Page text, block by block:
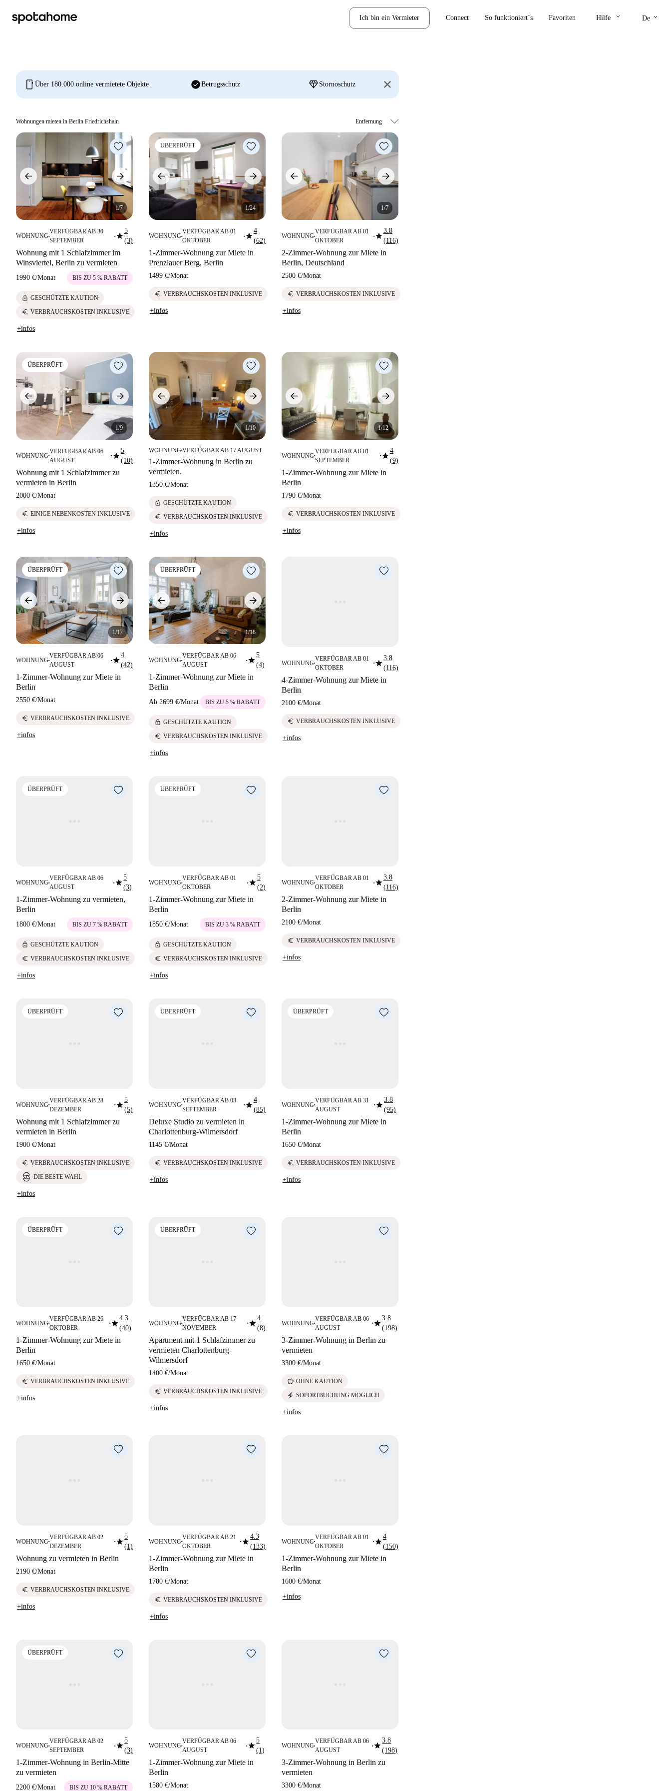
Ich bin ein Vermieter Connect So funktioniert´s Favoriten Hilfe keyboard_arrow_down De keyboard_arrow_down
mobile Über 180.000 online vermietete Objekte check_circleBetrugsschutz diamond Stornoschutz
Wohnungen mieten in Berlin Friedrichshain
1/7
WOHNUNG■
VERFÜGBAR AB 30
SEPTEMBER
■star5
(3)
Wohnung mit 1 Schlafzimmer im
Winsviertel, Berlin zu vermieten
1990 €/Monat BIS ZU 5 % RABATT
lock GESCHÜTZTE KAUTION
euro VERBRAUCHSKOSTEN INKLUSIVE
+infos
ÜBERPRÜFT
1/24
WOHNUNG■
VERFÜGBAR AB 01
OKTOBER
■star4
(62)
1-Zimmer-Wohnung zur Miete in
Prenzlauer Berg, Berlin
1499 €/Monat
euro VERBRAUCHSKOSTEN INKLUSIVE
+infos
1/7
WOHNUNG■
VERFÜGBAR AB 01
OKTOBER
■star3.8
(116)
2-Zimmer-Wohnung zur Miete in
Berlin, Deutschland
2500 €/Monat
euro VERBRAUCHSKOSTEN INKLUSIVE
+infos
ÜBERPRÜFT
1/9
WOHNUNG■
VERFÜGBAR AB 06
AUGUST
■star5
(10)
Wohnung mit 1 Schlafzimmer zu
vermieten in Berlin
2000 €/Monat
euro EINIGE NEBENKOSTEN INKLUSIVE
+infos
1/10
WOHNUNG■VERFÜGBAR AB 17 AUGUST
1-Zimmer-Wohnung in Berlin zu
vermieten.
1350 €/Monat
lock GESCHÜTZTE KAUTION
euro VERBRAUCHSKOSTEN INKLUSIVE
+infos
1/12
WOHNUNG■
VERFÜGBAR AB 01
SEPTEMBER
■star4
(9)
1-Zimmer-Wohnung zur Miete in
Berlin
1790 €/Monat
euro VERBRAUCHSKOSTEN INKLUSIVE
+infos
ÜBERPRÜFT
1/17
WOHNUNG■
VERFÜGBAR AB 06
AUGUST
■star4
(42)
1-Zimmer-Wohnung zur Miete in
Berlin
2550 €/Monat
euro VERBRAUCHSKOSTEN INKLUSIVE
+infos
ÜBERPRÜFT
1/18
WOHNUNG■
VERFÜGBAR AB 06
AUGUST
■star5
(4)
1-Zimmer-Wohnung zur Miete in
Berlin
Ab 2699 €/Monat BIS ZU 5 % RABATT
lock GESCHÜTZTE KAUTION
euro VERBRAUCHSKOSTEN INKLUSIVE
+infos
WOHNUNG■
VERFÜGBAR AB 01
OKTOBER
■star3.8
(116)
4-Zimmer-Wohnung zur Miete in
Berlin
2100 €/Monat
euro VERBRAUCHSKOSTEN INKLUSIVE
+infos
ÜBERPRÜFT
WOHNUNG■
VERFÜGBAR AB 06
AUGUST
■star5
(3)
1-Zimmer-Wohnung zu vermieten,
Berlin
1800 €/Monat BIS ZU 7 % RABATT
lock GESCHÜTZTE KAUTION
euro VERBRAUCHSKOSTEN INKLUSIVE
+infos
ÜBERPRÜFT
WOHNUNG■
VERFÜGBAR AB 01
OKTOBER
■star5
(2)
1-Zimmer-Wohnung zur Miete in
Berlin
1850 €/Monat BIS ZU 3 % RABATT
lock GESCHÜTZTE KAUTION
euro VERBRAUCHSKOSTEN INKLUSIVE
+infos
WOHNUNG■
VERFÜGBAR AB 01
OKTOBER
■star3.8
(116)
2-Zimmer-Wohnung zur Miete in
Berlin
2100 €/Monat
euro VERBRAUCHSKOSTEN INKLUSIVE
+infos
ÜBERPRÜFT
WOHNUNG■
VERFÜGBAR AB 28
DEZEMBER
■star5
(5)
Wohnung mit 1 Schlafzimmer zu
vermieten in Berlin
1900 €/Monat
euro VERBRAUCHSKOSTEN INKLUSIVE
DIE BESTE WAHL
+infos
ÜBERPRÜFT
WOHNUNG■
VERFÜGBAR AB 03
SEPTEMBER
■star4
(85)
Deluxe Studio zu vermieten in
Charlottenburg-Wilmersdorf
1145 €/Monat
euro VERBRAUCHSKOSTEN INKLUSIVE
+infos
ÜBERPRÜFT
WOHNUNG■
VERFÜGBAR AB 31
AUGUST
■star3.8
(95)
1-Zimmer-Wohnung zur Miete in
Berlin
1650 €/Monat
euro VERBRAUCHSKOSTEN INKLUSIVE
+infos
ÜBERPRÜFT
WOHNUNG■
VERFÜGBAR AB 26
OKTOBER
■star4.3
(40)
1-Zimmer-Wohnung zur Miete in
Berlin
1650 €/Monat
euro VERBRAUCHSKOSTEN INKLUSIVE
+infos
ÜBERPRÜFT
WOHNUNG■
VERFÜGBAR AB 17
NOVEMBER
■star4
(8)
Apartment mit 1 Schlafzimmer zu
vermieten Charlottenburg-
Wilmersdorf
1400 €/Monat
euro VERBRAUCHSKOSTEN INKLUSIVE
+infos
WOHNUNG■
VERFÜGBAR AB 06
AUGUST
■star3.8
(198)
3-Zimmer-Wohnung in Berlin zu
vermieten
3300 €/Monat
savings OHNE KAUTION
electric_bolt SOFORTBUCHUNG MÖGLICH
+infos
WOHNUNG■
VERFÜGBAR AB 02
DEZEMBER
■star5
(1)
Wohnung zu vermieten in Berlin
2190 €/Monat
euro VERBRAUCHSKOSTEN INKLUSIVE
+infos
WOHNUNG■
VERFÜGBAR AB 21
OKTOBER
■star4.3
(133)
1-Zimmer-Wohnung zur Miete in
Berlin
1780 €/Monat
euro VERBRAUCHSKOSTEN INKLUSIVE
+infos
WOHNUNG■
VERFÜGBAR AB 01
OKTOBER
■star4
(150)
1-Zimmer-Wohnung zur Miete in
Berlin
1600 €/Monat
+infos
ÜBERPRÜFT
WOHNUNG■
VERFÜGBAR AB 02
SEPTEMBER
■star5
(3)
1-Zimmer-Wohnung in Berlin-Mitte
zu vermieten
2200 €/Monat BIS ZU 10 % RABATT
WOHNUNG■
VERFÜGBAR AB 06
AUGUST
■star5
(1)
1-Zimmer-Wohnung zur Miete in
Berlin
1580 €/Monat
WOHNUNG■
VERFÜGBAR AB 06
AUGUST
■star3.8
(198)
3-Zimmer-Wohnung in Berlin zu
vermieten
3300 €/Monat